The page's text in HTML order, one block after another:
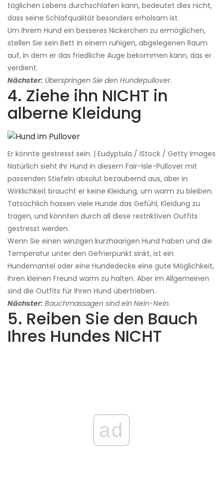
täglichen Lebens durchschlafen kann, bedeutet dies nicht,
dass seine Schlafqualität besonders erholsam ist.
Um Ihrem Hund ein besseres Nickerchen zu ermöglichen,
stellen Sie sein Bett in einem ruhigen, abgelegenen Raum
auf, in dem er das friedliche Auge bekommen kann, das er
verdient.
Nächster: Überspringen Sie den Hundepullover.
4. Ziehe ihn NICHT in
alberne Kleidung
Er könnte gestresst sein. | Eudyptula / iStock / Getty Images
Natürlich sieht Ihr Hund in diesem Fair-Isle-Pullover mit
passenden Stiefeln absolut bezaubernd aus, aber in
Wirklichkeit braucht er keine Kleidung, um warm zu bleiben.
Tatsächlich hassen viele Hunde das Gefühl, Kleidung zu
tragen, und könnten durch all diese restriktiven Outfits
gestresst werden.
Wenn Sie einen winzigen kurzhaarigen Hund haben und die
Temperatur unter den Gefrierpunkt sinkt, ist ein
Hundemantel oder eine Hundedecke eine gute Möglichkeit,
Ihren kleinen Freund warm zu halten. Aber im Allgemeinen
sind die Outfits für Ihren Hund übertrieben.
Nächster: Bauchmassagen sind ein Nein-Nein.
5. Reiben Sie den Bauch
Ihres Hundes NICHT
ad